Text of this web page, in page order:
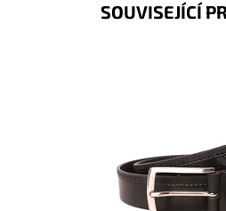
SOUVISEJÍCÍ
Skladem
9551
Pierre Cardin
2 roky